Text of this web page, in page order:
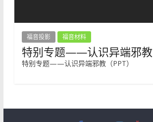
福音投影 福音材料
特别专题——认识异端邪教
特别专题——认识异端邪教（PPT）